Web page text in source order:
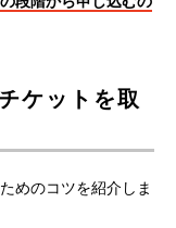
ケットを取
めのコツを紹介しま